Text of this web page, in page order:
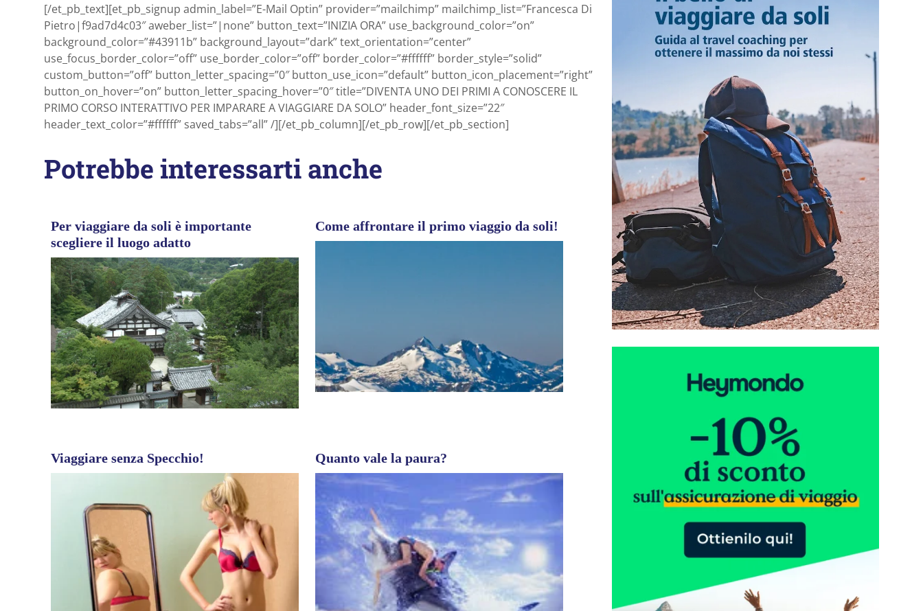
[/et_pb_text][et_pb_signup admin_label=”E-Mail Optin” provider=”mailchimp” mailchimp_list=”Francesca Di
Pietro|f9ad7d4c03″ aweber_list=”|none” button_text=”INIZIA ORA” use_background_color=”on”
background_color=”#43911b” background_layout=”dark” text_orientation=”center”
use_focus_border_color=”off” use_border_color=”off” border_color=”#ffffff” border_style=”solid”
custom_button=”off” button_letter_spacing=”0″ button_use_icon=”default” button_icon_placement=”right”
button_on_hover=”on” button_letter_spacing_hover=”0″ title=”DIVENTA UNO DEI PRIMI A CONOSCERE IL
PRIMO CORSO INTERATTIVO PER IMPARARE A VIAGGIARE DA SOLO” header_font_size=”22″
header_text_color=”#ffffff” saved_tabs=”all” /][/et_pb_column][/et_pb_row][/et_pb_section]
Potrebbe interessarti anche
Per viaggiare da soli è importante
scegliere il luogo adatto
Come affrontare il primo viaggio da soli!
Viaggiare senza Specchio! Quanto vale la paura?